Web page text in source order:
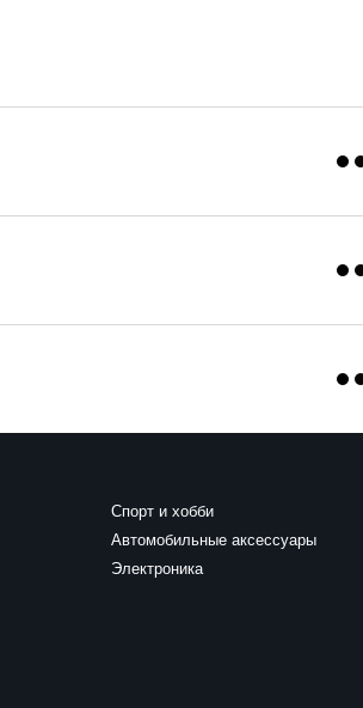
Спорт и хобби
Автомобильные аксессуары
Электроника